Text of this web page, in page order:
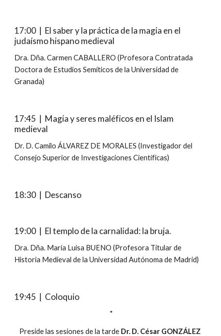
17:00  |  El saber y la práctica de la magia en el
judaísmo hispano medieval
Dra. Dña. Carmen CABALLERO (Profesora Contratada
Doctora de Estudios Semíticos de la Universidad de
Granada)
17:45  |  Magia y seres maléficos en el Islam
medieval
Dr. D. Camilo ÁLVAREZ DE MORALES (Investigador del
Consejo Superior de Investigaciones Científicas)
18:30  |  Descanso
19:00  |  El templo de la carnalidad: la bruja.
Dra. Dña. María Luisa BUENO (Profesora Titular de
Historia Medieval de la Universidad Autónoma de Madrid)
19:45  |  Coloquio
*
Preside las sesiones de la tarde Dr. D. César GONZÁLEZ